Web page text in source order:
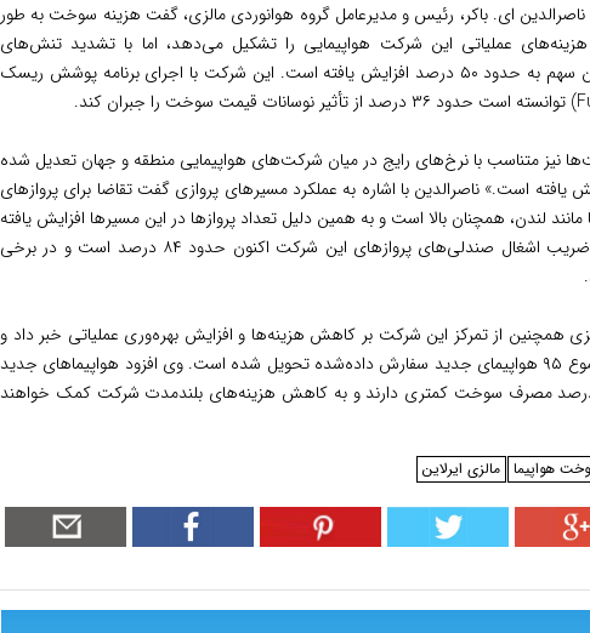
ناصرالدین ای. باکر، رئیس و مدیرعامل گروه هوانوردی مالزی، گفت هزینه سوخت به طور
۳۰ درصد از هزینه‌های عملیاتی این شرکت هواپیمایی را تشکیل می‌دهد، اما با تشدید تنش‌های
ژئوپلیتیکی از اواخر فوریه، این سهم به حدود ۵۰ درصد افزایش یافته است. این شرکت با اجرای برنامه پوشش ریسک
نیز متناسب با نرخ‌های رایج در میان شرکت‌های هواپیمایی منطقه و جهان تعدیل شده
درصد افزایش یافته است.» ناصرالدین با اشاره به عملکرد مسیرهای پروازی گفت تقاضا برای پروازهای
مانند لندن، همچنان بالا است و به همین دلیل تعداد پروازها در این مسیرها افزایش یافته
است. به گفته وی، میانگین ضریب اشغال صندلی‌های پروازهای این شرکت اکنون حدود ۸۴ درصد است و در برخی
همچنین از تمرکز این شرکت بر کاهش هزینه‌ها و افزایش بهره‌وری عملیاتی خبر داد و
گفت تاکنون ۲۷ فروند از مجموع ۹۵ هواپیمای جدید سفارش داده‌شده تحویل شده است. وی افزود هواپیماهای جدید
به مدل، بین ۱۲ تا ۱۵ درصد مصرف سوخت کمتری دارند و به کاهش هزینه‌های بلندمدت شرکت کمک خواهند
هواپیما مالزی ایرلاین